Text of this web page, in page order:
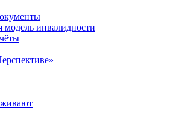
модель инвалидности